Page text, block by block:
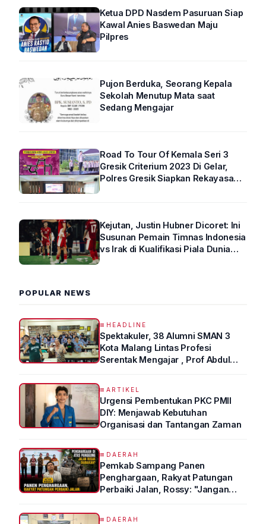
Ketua DPD Nasdem Pasuruan Siap
Kawal Anies Baswedan Maju
Pilpres
Pujon Berduka, Seorang Kepala
Sekolah Menutup Mata saat
Sedang Mengajar
Road To Tour Of Kemala Seri 3
Gresik Criterium 2023 Di Gelar,
Polres Gresik Siapkan Rekayasa
Kejutan, Justin Hubner Dicoret: Ini
Susunan Pemain Timnas Indonesia
vs Irak di Kualifikasi Piala Dunia
POPULAR NEWS
HEADLINE
Spektakuler, 38 Alumni SMAN 3
Kota Malang Lintas Profesi
Serentak Mengajar , Prof Abdul
ARTIKEL
Urgensi Pembentukan PKC PMII
DIY: Menjawab Kebutuhan
Organisasi dan Tantangan Zaman
DAERAH
Pemkab Sampang Panen
Penghargaan, Rakyat Patungan
Perbaiki Jalan, Rossy: "Jangan
DAERAH